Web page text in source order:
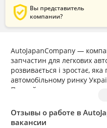
verified_user Вы представитель
компании?
AutoJapanCompany —
запчастин для легкових
розвивається і зростає,
автомобільному ринку
Повний спектр послуг з
автомобілів Азіатського
ринку України запчастини
4 філії по всій Україні,
Отзывы о работе в
вакансии